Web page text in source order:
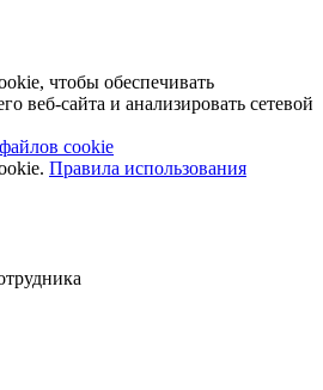
чтобы обеспечивать
веб-сайта и анализировать сетевой
cookie
Правила использования